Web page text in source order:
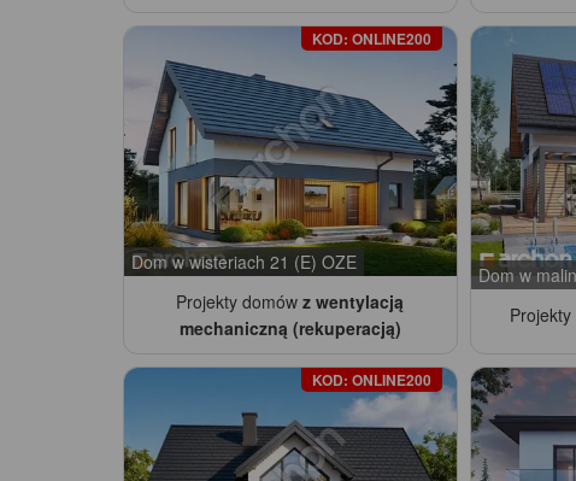
KOD: ONLINE200
Dom w wisteriach 21 (E) OZE
Projekty domówz wentylacją
mechaniczną (rekuperacją)
Dom w
KOD: ONLINE200